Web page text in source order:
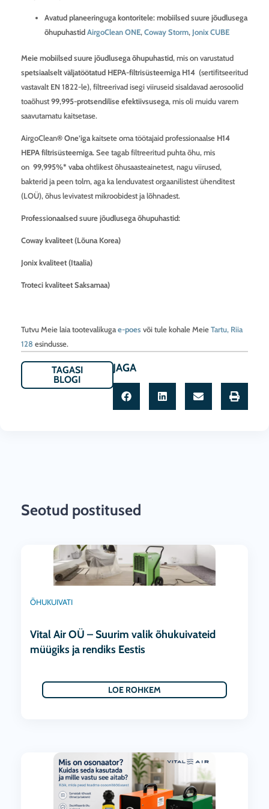
Avatud planeeringuga kontoritele: mobiilsed suure jõudlusega
õhupuhastidAirgoClean ONE,Coway Storm, Jonix CUBE
Meie mobiilsed suure jõudlusega õhupuhastid,mis on varustatud
spetsiaalselt väljatöötatud HEPA-filtrisüsteemiga H14 (sertifitseeritud
vastavalt EN 1822-le), filtreerivad isegi viiruseid sisaldavad aerosoolid
toaõhust99,995-protsendilise efektiivsusega, mis oli muidu varem
saavutamatu kaitsetase.
AirgoClean® One’igakaitsete oma töötajaid professionaalse H14
HEPA filtrisüsteemiga.See tagab filtreeritud puhta õhu, mis
on 99,995%* vabaohtlikest õhusaasteainetest, nagu viirused,
bakterid ja peen tolm, aga ka lenduvatest orgaanilistest ühenditest
(LOÜ), õhus levivatest mikroobidest ja lõhnadest.
Professionaalsed suure jõudlusega õhupuhastid:
Coway kvaliteet (Lõuna Korea)
Jonix kvaliteet (Itaalia)
Troteci kvaliteet Saksamaa)
Tutvu Meie laia tootevalikugae-poes või tule kohale MeieTartu, Riia
128 esindusse.
TAGASI
BLOGI
JAGA
Seotud postitused
ÕHUKUIVATI
Vital Air OÜ – Suurim valik õhukuivateid
müügiks ja rendiks Eestis
LOE ROHKEM